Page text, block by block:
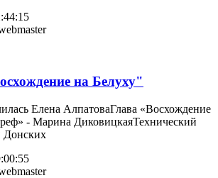
на Белуху"
Елена АлпатоваГлава «Восхождение
- Марина ДиковицкаяТехнический
Донских